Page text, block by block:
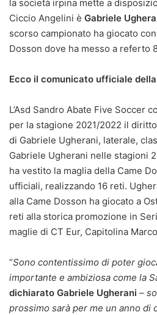
la società irpina mette a
Ciccio Angelini è Gabriele
scorso campionato ha giocato
Dosson dove ha messo a referto
Ecco il comunicato ufficiale
L’Asd Sandro Abate Five Soccer
per la stagione 2021/2022 il
di Gabriele Ugherani, laterale,
Gabriele Ugherani nelle stagioni
ha vestito la maglia della Came
ufficiali, realizzando 16 reti.
alla Came Dosson ha giocato a
reti alla storica promozione in
maglie di CT Eur, Capitolina
“Sono contentissimo di poter
importante e ambiziosa come la
dichiarato Gabriele Ugherani –
prossimo sarà per me un anno di